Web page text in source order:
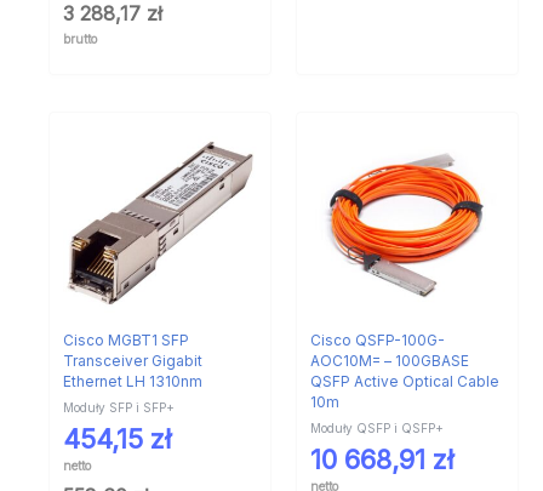
3 288,17 zł
brutto
Cisco MGBT1 SFP
Transceiver Gigabit
Ethernet LH 1310nm
Moduły SFP i SFP+
454,15 zł
netto
Cisco QSFP-100G-
AOC10M= – 100GBASE
QSFP Active Optical Cable
10m
Moduły QSFP i QSFP+
10 668,91 zł
netto